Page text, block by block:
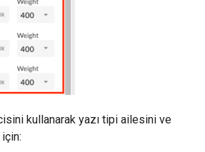
kullanarak yazı tipi ailesini ve